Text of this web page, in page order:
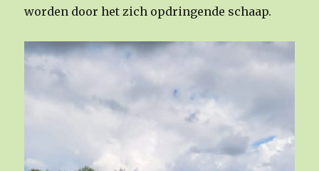
worden door het zich opdringende schaap.